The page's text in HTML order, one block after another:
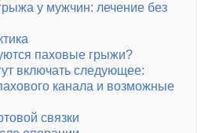
у мужчин: лечение без
паховые грыжи?
включать следующее:
канала и возможные
связки